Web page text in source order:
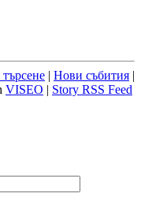
| Нови събития |
VISEO | Story RSS Feed